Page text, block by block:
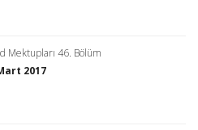
Mektupları 46. Bölüm
2017